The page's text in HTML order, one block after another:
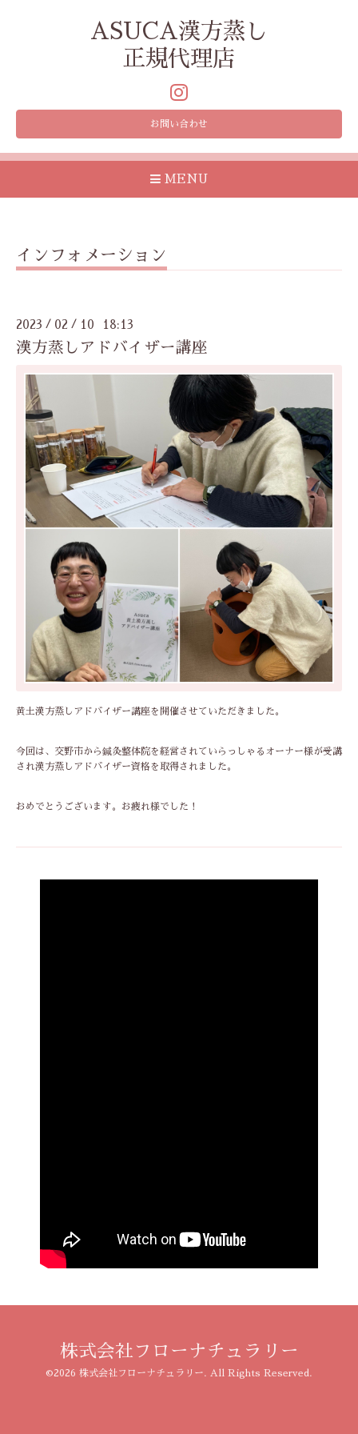
ASUCA漢方蒸し
正規代理店
お問い合わせ
MENU
インフォメーション
2023 / 02 / 10 18:13
漢方蒸しアドバイザー講座
黄土漢方蒸しアドバイザー講座を開催させていただきました。
今回は、交野市から鍼灸整体院を経営されていらっしゃるオーナー様が受講
され漢方蒸しアドバイザー資格を取得されました。
おめでとうございます。お疲れ様でした！
株式会社フローナチュラリー
©2026 株式会社フローナチュラリー. All Rights Reserved.